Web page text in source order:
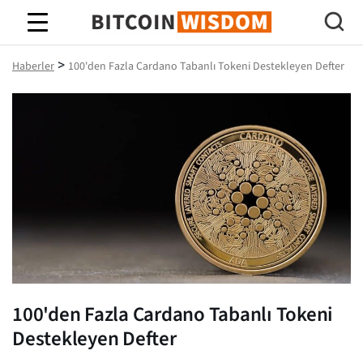
Bitcoin Bilgeliği
Haberler > 100'den Fazla Cardano Tabanlı Tokeni Destekleyen Defter
100'den Fazla Cardano Tabanlı Tokeni
Destekleyen Defter